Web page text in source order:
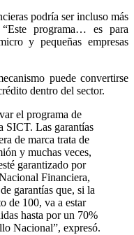
podría ser incluso más
programa… es para
y pequeñas empresas
puede convertirse
dentro del sector.
el programa de
SICT. Las garantías
de marca trata de
y muchas veces,
garantizado por
Financiera,
garantías que, si la
de 100, va a estar
hasta por un 70%
Nacional”, expresó.